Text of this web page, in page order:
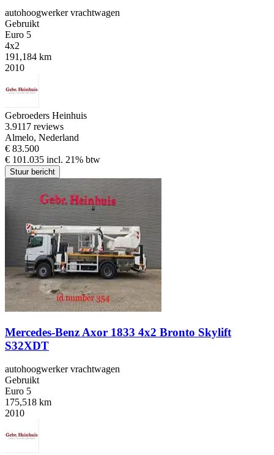
autohoogwerker vrachtwagen
Gebruikt
Euro 5
4x2
191,184 km
2010
Gebroeders Heinhuis
3.9117 reviews
Almelo, Nederland
€ 83.500
€ 101.035 incl. 21% btw
Stuur bericht
Mercedes-Benz Axor 1833 4x2 Bronto Skylift
S32XDT
autohoogwerker vrachtwagen
Gebruikt
Euro 5
175,518 km
2010